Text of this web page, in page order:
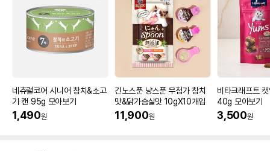
네츄럴코어 시니어 참치&소고
기 캔 95g 모아보기
1,490원
긴노스푼 냥스푼 무첨가 참치
맛&닭가슴살맛 10gX10개입
11,900원
비타크래프트
40g 모아보기
3,500원